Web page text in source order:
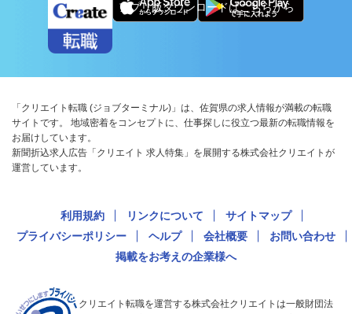
アプリ版ダウンロードはこちらから
「クリエイト転職 (ジョブターミナル)」は、佐賀県の求人情報が満載の転職
サイトです。 地域密着をコンセプトに、仕事探しに役立つ最新の転職情報を
お届けしています。
新聞折込求人広告「クリエイト 求人特集」を展開する株式会社クリエイトが
運営しています。
利用規約 リンクについて
サイトマップ
プライバシーポリシー
ヘルプ 会社概要
お問い合わせ
掲載をお考えの企業様へ
クリエイト転職を運営する株式会社クリエイトは一般財団法